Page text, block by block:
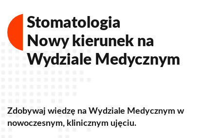
Stomatologia
Nowy kierunek na
Wydziale Medycznym
Zdobywaj wiedzę na Wydziale Medycznym w
nowoczesnym, klinicznym ujęciu.